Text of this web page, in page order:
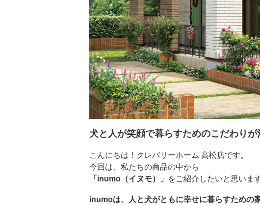
犬と人が笑顔で暮らすためのこだわりが
こんにちは！クレバリーホーム 高松店です。
今回は、私たちの商品の中から
「inumo（イヌモ）」
をご紹介したいと思いま
inumoは、人と犬がともに幸せに暮らすための家